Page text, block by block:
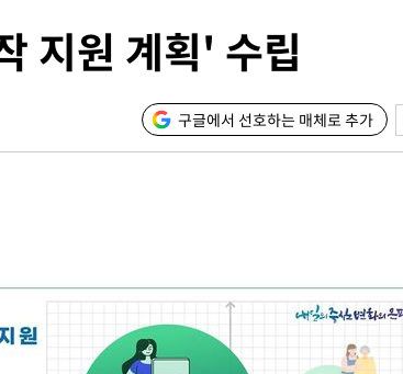
구축
조 마감 다
려워" 취
대변인
월 중 예
지원 계획' 수립
구글에서 선호하는 매체로 추가